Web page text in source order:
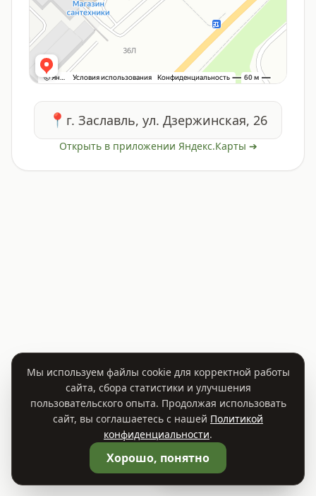
📍 г. Заславль, ул. Дзержинская, 26
Открыть в приложении Яндекс.Карты ➔
Мы используем файлы cookie для корректной работы
сайта, сбора статистики и улучшения
пользовательского опыта. Продолжая использовать
сайт, вы соглашаетесь с нашей Политикой
конфиденциальности.
Хорошо, понятно
🛒Корзина